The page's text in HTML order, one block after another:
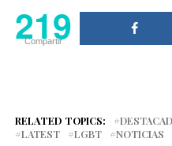
219
Compartir
RELATED TOPICS:
LATEST
LGBT NOTICIAS